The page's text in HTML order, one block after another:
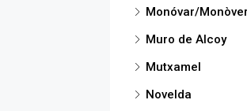
Monóvar/Monòver
Muro de Alcoy
Mutxamel
Novelda